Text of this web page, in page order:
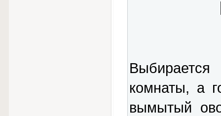
комнаты, а
вымытый